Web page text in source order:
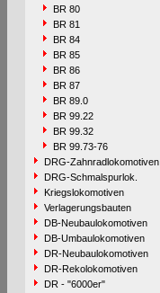
BR 80
BR 81
BR 84
BR 85
BR 86
BR 87
BR 89.0
BR 99.22
BR 99.32
BR 99.73-76
DRG-Zahnradlokomotiven
DRG-Schmalspurlok.
Kriegslokomotiven
Verlagerungsbauten
DB-Neubaulokomotiven
DB-Umbaulokomotiven
DR-Neubaulokomotiven
DR-Rekolokomotiven
DR - "6000er"